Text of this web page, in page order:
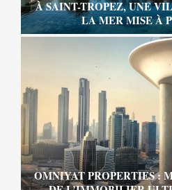
À SAINT-TROPEZ, UNE
LA MER MISE À
OMNIYAT PROPERTIES :